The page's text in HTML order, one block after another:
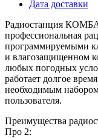
Дата доставки
Радиостанция
профессиональная
программируемыми
и влагозащищенном
любых погодных
работает долгое
необходимым
пользователя.
Преимущества
Про 2: